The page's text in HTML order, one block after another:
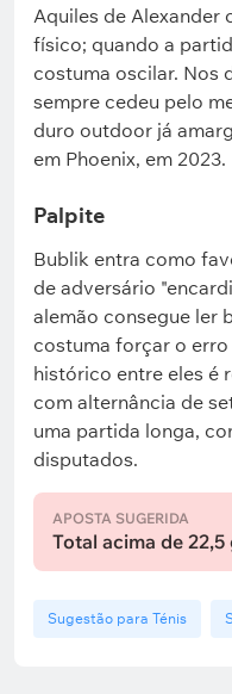
Aquiles de Alexander
físico; quando a
costuma oscilar. Nos
sempre cedeu pelo
duro outdoor já
em Phoenix, em 2023.
Palpite
Bublik entra como
de adversário
alemão consegue ler
costuma forçar o
histórico entre eles é
com alternância de
uma partida longa,
disputados.
APOSTA SUGERIDA
Total acima de 22,5
Sugestão para Ténis